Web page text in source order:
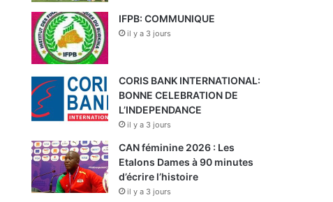
IFPB: COMMUNIQUE
il y a 3 jours
CORIS BANK INTERNATIONAL:
BONNE CELEBRATION DE
L’INDEPENDANCE
il y a 3 jours
CAN féminine 2026 : Les
Etalons Dames à 90 minutes
d’écrire l’histoire
il y a 3 jours